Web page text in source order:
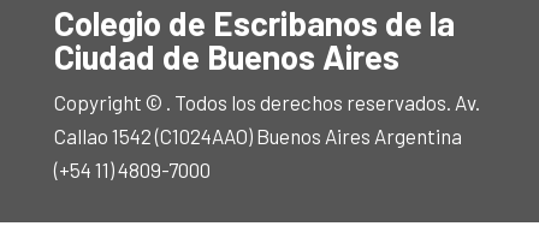
Colegio de Escribanos de la
Ciudad de Buenos Aires
Copyright © . Todos los derechos reservados. Av.
Callao 1542 (C1024AAO) Buenos Aires Argentina
(+54 11) 4809-7000